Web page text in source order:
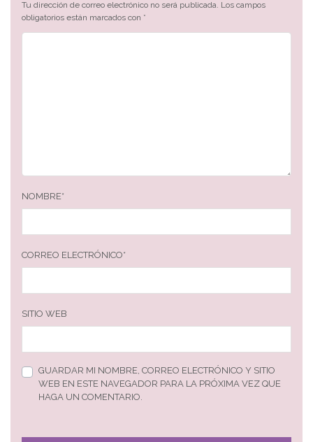
Tu dirección de correo electrónico no será publicada. Los campos
obligatorios están marcados con *
NOMBRE*
CORREO ELECTRÓNICO*
SITIO WEB
GUARDAR MI NOMBRE, CORREO ELECTRÓNICO Y SITIO
WEB EN ESTE NAVEGADOR PARA LA PRÓXIMA VEZ QUE
HAGA UN COMENTARIO.